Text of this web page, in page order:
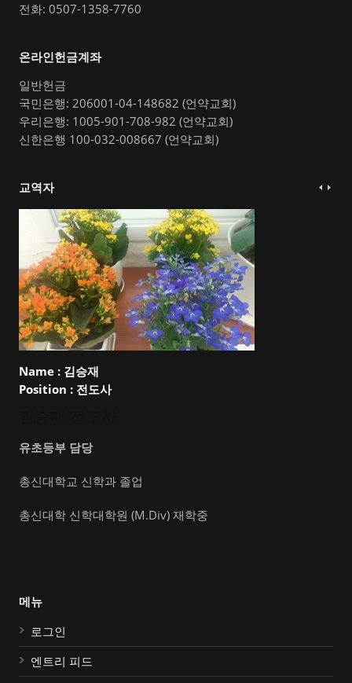
전화: 0507-1358-7760
온라인헌금계좌
일반헌금
국민은행: 206001-04-148682 (언약교회)
우리은행: 1005-901-708-982 (언약교회)
신한은행 100-032-008667 (언약교회)
교역자
Name : 김승재
Position : 전도사
유초등부 담당
총신대학교 신학과 졸업
총신대학 신학대학원 (M.Div) 재학중
메뉴
로그인
엔트리 피드